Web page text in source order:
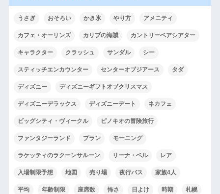
うさぎ おそろい かき氷 やり方 アメニティ
カフェ・オーリンズ カリブの海賊 カントリーベアシアター
キャラクター クラッシュ サンダル シー
スティッチエンカウンター センターオブジアース タダ
ディズニー ディズニーギフトオブクリスマス
ディズニーデラックス ディズニーデート ネカフェ
ビッグシティ・ヴィークル ピノキオの冒険旅行
ファンタジーランド プラン モーニング
ラケッティのラクーンサルーン リーナ・ベル レア
入場制限予想 地図 売り場 夜行バス 家族4人
平均 年齢制限 座席数 怖さ 日よけ 時期 札幌